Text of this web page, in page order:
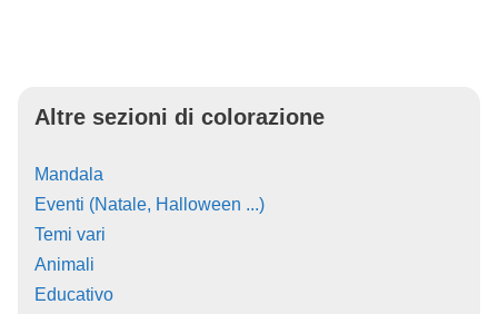
Altre sezioni di colorazione
Mandala
Eventi (Natale, Halloween ...)
Temi vari
Animali
Educativo